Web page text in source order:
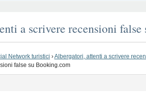
a scrivere recensioni
Network turistici ›Albergatori, attenti a scrivere
false su Booking.com